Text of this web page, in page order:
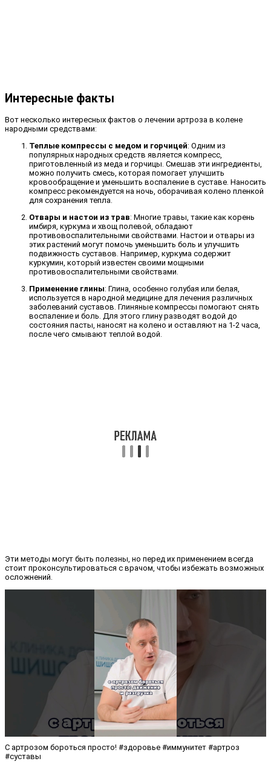
Интересные факты
Вот несколько интересных фактов о лечении артроза в колене
народными средствами:
Теплые компрессы с медом и горчицей: Одним из
популярных народных средств является компресс,
приготовленный из меда и горчицы. Смешав эти ингредиенты,
можно получить смесь, которая помогает улучшить
кровообращение и уменьшить воспаление в суставе. Наносить
компресс рекомендуется на ночь, оборачивая колено пленкой
для сохранения тепла.
Отвары и настои из трав: Многие травы, такие как корень
имбиря, куркума и хвощ полевой, обладают
противовоспалительными свойствами. Настои и отвары из
этих растений могут помочь уменьшить боль и улучшить
подвижность суставов. Например, куркума содержит
куркумин, который известен своими мощными
противовоспалительными свойствами.
Применение глины: Глина, особенно голубая или белая,
используется в народной медицине для лечения различных
заболеваний суставов. Глиняные компрессы помогают снять
воспаление и боль. Для этого глину разводят водой до
состояния пасты, наносят на колено и оставляют на 1-2 часа,
после чего смывают теплой водой.
Эти методы могут быть полезны, но перед их применением всегда
стоит проконсультироваться с врачом, чтобы избежать возможных
осложнений.
С артрозом бороться просто! #здоровье #иммунитет #артроз
#суставы